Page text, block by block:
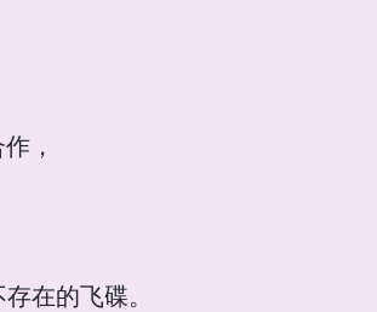
，
在的飞碟。